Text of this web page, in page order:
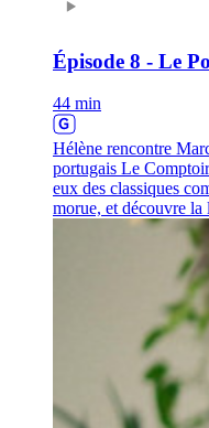
Épisode 8 - Le
44 min
Hélène rencontre
portugais Le
eux des classiques
morue, et découvre